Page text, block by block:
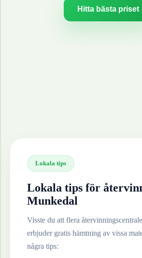
Hitta bästa priset
Lokala tips
Lokala tips för
Munkedal
Visste du att flera
erbjuder gratis hämtning av vissa
några tips: